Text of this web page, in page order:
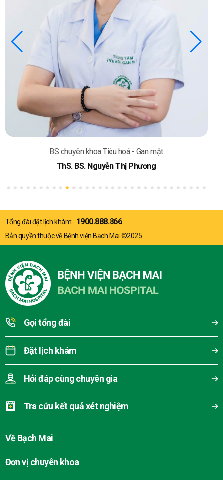
BS chuyên khoa Tiêu hoá - Gan mật
ThS. BS. Nguyễn Thị Phương
Tổng đài đặt lịch khám: 1900.888.866
Bản quyền thuộc về Bệnh viện Bạch Mai ©2025
Gọi tổng đài
Đặt lịch khám
Hỏi đáp cùng chuyên gia
Tra cứu kết quả xét nghiệm
Về Bạch Mai
Đơn vị chuyên khoa